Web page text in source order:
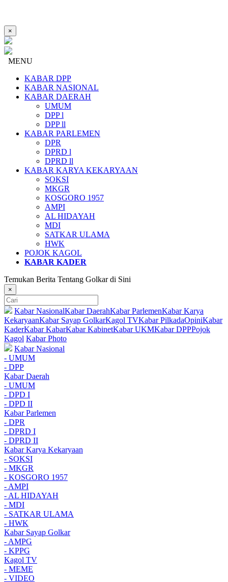
×
MENU
KABAR DPP
KABAR NASIONAL
KABAR DAERAH
UMUM
DPP l
DPP ll
KABAR PARLEMEN
DPR
DPRD l
DPRD ll
KABAR KARYA KEKARYAAN
SOKSI
MKGR
KOSGORO 1957
AMPI
AL HIDAYAH
MDI
SATKAR ULAMA
HWK
POJOK KAGOL
KABAR KADER
Temukan Berita Tentang Golkar di Sini
×
Kabar NasionalKabar DaerahKabar ParlemenKabar Karya
KekaryaanKabar Sayap GolkarKagol TVKabar PilkadaOpiniKabar
KaderKabar KabarKabar KabinetKabar UKMKabar DPPPojok
Kagol Kabar Photo
Kabar Nasional
- UMUM
- DPP
Kabar Daerah
- UMUM
- DPD I
- DPD II
Kabar Parlemen
- DPR
- DPRD I
- DPRD II
Kabar Karya Kekaryaan
- SOKSI
- MKGR
- KOSGORO 1957
- AMPI
- AL HIDAYAH
- MDI
- SATKAR ULAMA
- HWK
Kabar Sayap Golkar
- AMPG
- KPPG
Kagol TV
- MEME
- VIDEO